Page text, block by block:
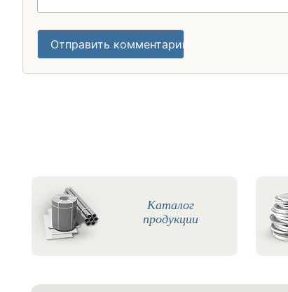
Отправить комментарий
Каталог
продукции